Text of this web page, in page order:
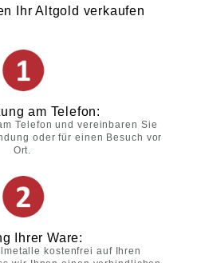
Ihr Altgold verkaufen
am Telefon:
Telefon und vereinbaren Sie
oder für einen Besuch vor
Ort.
Ihrer Ware:
kostenfrei auf Ihren